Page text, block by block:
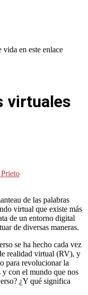
en este enlace
virtuales
de las palabras
virtual que existe más
de un entorno digital
de diversas maneras.
se ha hecho cada vez
realidad virtual (RV), y
para revolucionar la
y con el mundo que nos
¿Y qué significa